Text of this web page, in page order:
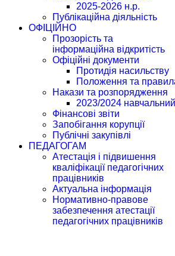
2025-2026 н.р.
Публікаційна діяльність
ОФІЦІЙНО
Прозорість та
інформаційна відкритість
Офіційні документи
Протидія насильству
Положення та
Накази та розпорядження
2023/2024 навчальний
Фінансові звіти
Запобігання корупції
Публічні закупівлі
ПЕДАГОГАМ
Атестація і підвишення
кваліфікації педагогічних
працівників
Актуальна інформація
Нормативно-правове
забезпечення атестації
педагогічних працівників